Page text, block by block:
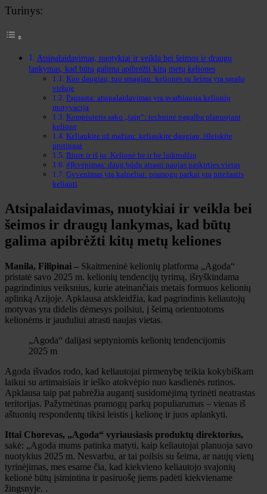
Turinys:
Atsipalaidavimas, nuotykiai ir veikla bei šeimos ir draugų
lankymas, kad būtų galima apibrėžti kitų metų keliones
Kuo daugiau, tuo smagiau: kelionės su šeima yra sąrašo
viršuje
Paprasta: atsipalaidavimas yra svarbiausia kelionių
motyvacija
Kompiuteris sako „taip“: techninė pagalba planuojant
kelionę
Keliaukite už mažiau: keliaukite daugiau, išleiskite
protingai
Biure ir iš jo: Kelionė be ir be laikrodžio
#Įkvėpimas: daug būdų atrasti naujas paskirties vietas
Gyvenimas yra kalneliai: pramogų parkai yra priežastis
keliauti
Atsipalaidavimas, nuotykiai ir veikla bei
šeimos ir draugų lankymas, kad būtų
galima apibrėžti kitų metų keliones
Manila, Filipinai – Skaitmeninė kelionių platforma „Agoda“
pristatė savo 2025 m. kelionių tendencijų tyrimą, išryškindama
pagrindinius veiksnius, kurie ateinančiais metais formuos kelionių
aplinką Azijoje. Apklausa atskleidžia, kad pagrindinis keliautojų
motyvas yra didelis dėmesys poilsiui, į šeimą orientuotoms
kelionėms ir jauduliui atrasti naujas vietas.
„Agoda“ dalijasi septyniomis kelionių tendencijomis
2025 m
Agoda išvados rodo, kad keliautojai pirmenybę teikia kokybiškam
laikui su artimaisiais ir ieško atokvėpio nuo kasdienės rutinos.
Apklausa taip pat pabrėžia augantį susidomėjimą tyrinėti neatrastas
teritorijas. Pažymėtinas pramogų parkų populiarumas – vienas iš
aštuonių respondentų tikisi leistis į kelionę ir juos aplankyti.
Ittai Chorevas, „Agoda“ vyriausiasis produktų direktorius,
sakė: „Agoda mums patinka matyti, kaip keliautojai planuoja savo
nuotykius 2025 m. Nesvarbu, ar tai poilsis su šeima, ar naujų vietų
tyrinėjimas, mes esame čia, kad kiekvieno keliautojo svajonių
kelionė būtų įsimintina ir pasiruošę jiems padėti kiekviename
žingsnyje. .